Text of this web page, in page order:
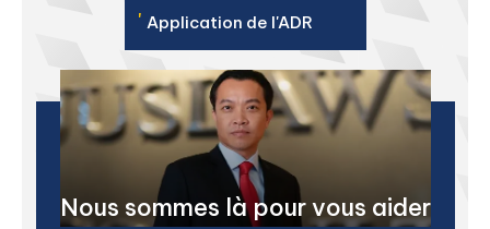
' Application de l'ADR
Nous sommes là pour vous aider